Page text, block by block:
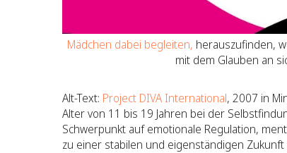
Mädchen dabei begleiten, herauszufinden,
mit dem Glauben an
Alt-Text: Project DIVA International, 2007 in
Alter von 11 bis 19 Jahren bei der
Schwerpunkt auf emotionale Regulation,
zu einer stabilen und eigenständigen Zukunft